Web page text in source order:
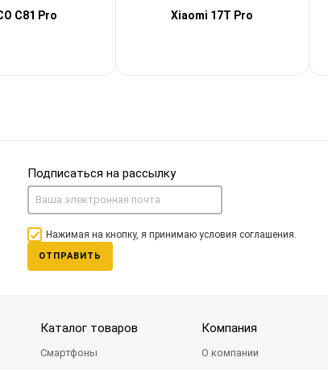
C81 Pro Xiaomi 17T Pro
Подписаться на рассылку
Нажимая на кнопку, я принимаю условия соглашения.
ОТПРАВИТЬ
Каталог товаров
Смартфоны
Компания
О компании